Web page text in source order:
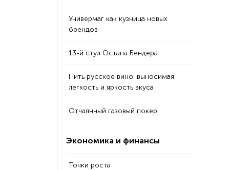
Универмаг как кузница новых
брендов
13-й стул Остапа Бендера
Пить русское вино: выносимая
легкость и яркость вкуса
Отчаянный газовый покер
Экономика и финансы
Точки роста